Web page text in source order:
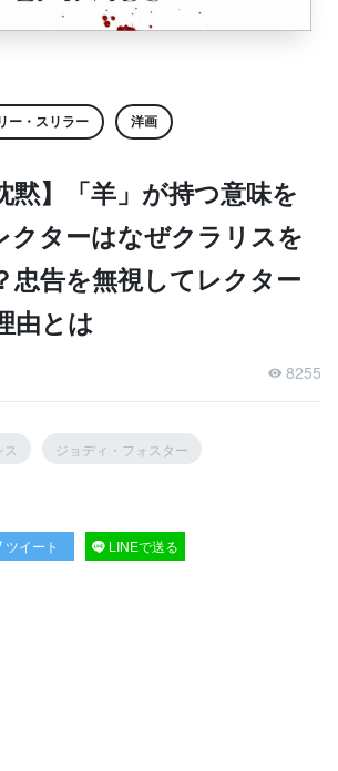
ー・スリラー 洋画
黙】「羊」が持つ意味を
クターはなぜクラリスを
忠告を無視してレクター
由とは
8255
ジョディ・フォスター
ツイート LINEで送る